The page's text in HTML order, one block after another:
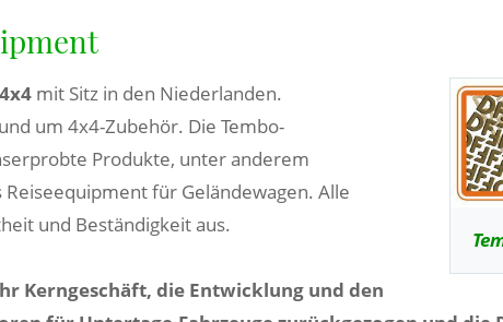
mit Sitz in den Niederlanden.
um 4x4-Zubehör. Die Tembo-
Produkte, unter anderem
für Geländewagen. Alle
und Beständigkeit aus.
Kerngeschäft, die Entwicklung und den